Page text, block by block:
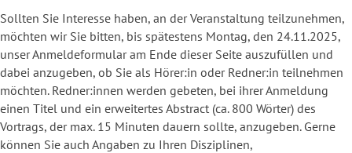
Sollten Sie Interesse haben, an der Veranstaltung teilzunehmen,
möchten wir Sie bitten, bis spätestens Montag, den 24.11.2025,
unser Anmeldeformular am Ende dieser Seite auszufüllen und
dabei anzugeben, ob Sie als Hörer:in oder Redner:in teilnehmen
möchten. Redner:innen werden gebeten, bei ihrer Anmeldung
einen Titel und ein erweitertes Abstract (ca. 800 Wörter) des
Vortrags, der max. 15 Minuten dauern sollte, anzugeben. Gerne
können Sie auch Angaben zu Ihren Disziplinen,